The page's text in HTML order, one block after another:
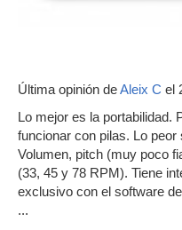
Última opinión deAleix C el
Lo mejor es la portabilidad.
funcionar con pilas. Lo
Volumen, pitch (muy poco
(33, 45 y 78 RPM). Tiene
exclusivo con el software
...